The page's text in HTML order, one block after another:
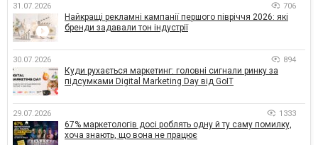
31.07.2026 706
Найкращі рекламні кампанії першого півріччя 2026: які
бренди задавали тон індустрії
30.07.2026 894
Куди рухається маркетинг: головні сигнали ринку за
підсумками Digital Marketing Day від GoIT
29.07.2026 1333
67% маркетологів досі роблять одну й ту саму помилку,
хоча знають, що вона не працює